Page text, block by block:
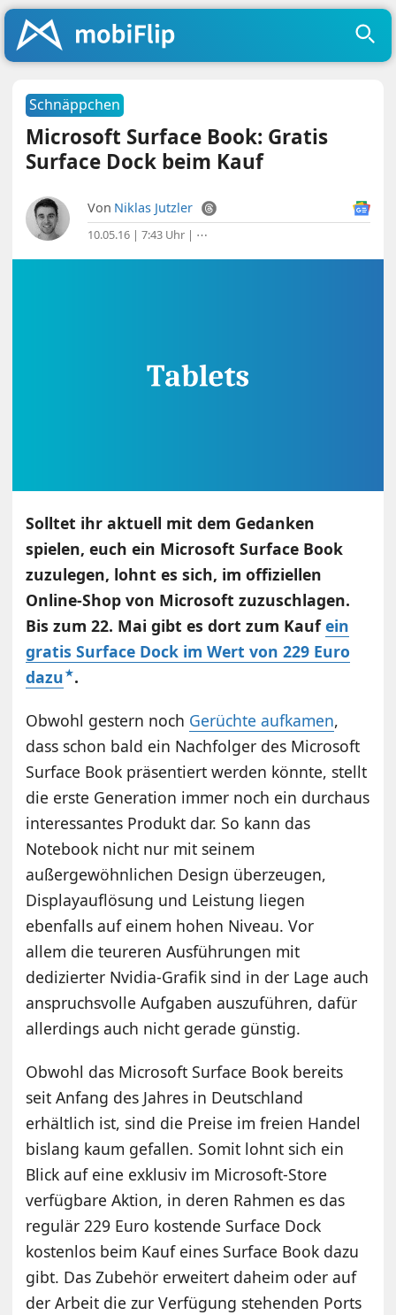
Schnäppchen
Microsoft Surface Book: Gratis
Surface Dock beim Kauf
Von Niklas Jutzler
10.05.16 | 7:43 Uhr | ⋯
Solltet ihr aktuell mit dem Gedanken
spielen, euch ein Microsoft Surface Book
zuzulegen, lohnt es sich, im offiziellen
Online-Shop von Microsoft zuzuschlagen.
Bis zum 22. Mai gibt es dort zum Kaufein
gratis Surface Dock im Wert von 229 Euro
dazu .
Obwohl gestern noch Gerüchte aufkamen,
dass schon bald ein Nachfolger des Microsoft
Surface Book präsentiert werden könnte, stellt
die erste Generation immer noch ein durchaus
interessantes Produkt dar. So kann das
Notebook nicht nur mit seinem
außergewöhnlichen Design überzeugen,
Displayauflösung und Leistung liegen
ebenfalls auf einem hohen Niveau. Vor
allem die teureren Ausführungen mit
dedizierter Nvidia-Grafik sind in der Lage auch
anspruchsvolle Aufgaben auszuführen, dafür
allerdings auch nicht gerade günstig.
Obwohl das Microsoft Surface Book bereits
seit Anfang des Jahres in Deutschland
erhältlich ist, sind die Preise im freien Handel
bislang kaum gefallen. Somit lohnt sich ein
Blick auf eine exklusiv im Microsoft-Store
verfügbare Aktion, in deren Rahmen es das
regulär 229 Euro kostende Surface Dock
kostenlos beim Kauf eines Surface Book dazu
gibt. Das Zubehör erweitert daheim oder auf
der Arbeit die zur Verfügung stehenden Ports